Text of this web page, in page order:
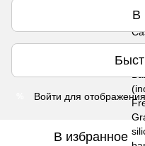
В
Войти для
В избранное